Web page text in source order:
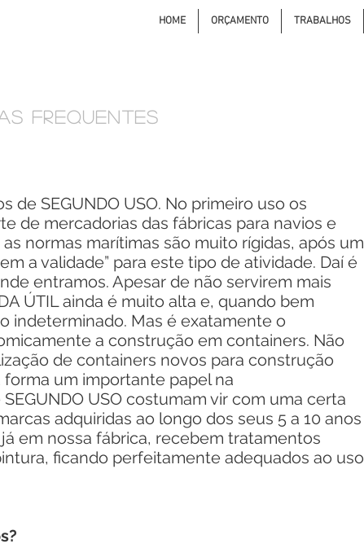
HOME ORÇAMENTO TRABALHOS
frequentes
SEGUNDO USO. No primeiro uso os
de mercadorias das fábricas para navios e
normas marítimas são muito rígidas, após um
a validade” para este tipo de atividade. Daí é
entramos. Apesar de não servirem mais
ÚTIL ainda é muito alta e, quando bem
indeterminado. Mas é exatamente o
a construção em containers. Não
de containers novos para construção
um importante papel na
USO costumam vir com uma certa
adquiridas ao longo dos seus 5 a 10 anos
em nossa fábrica, recebem tratamentos
ficando perfeitamente adequados ao uso